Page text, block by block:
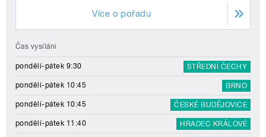
Více o pořadu
Čas vysílání
pondělí-pátek 9:30 STŘEDNÍ ČECHY
pondělí-pátek 10:45 BRNO
pondělí-pátek 10:45 ČESKÉ BUDĚJOVICE
pondělí-pátek 11:40 HRADEC KRÁLOVÉ